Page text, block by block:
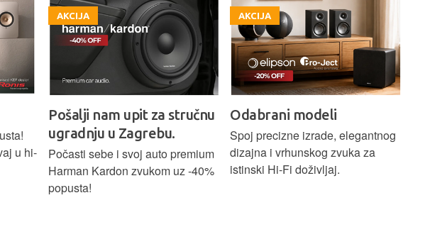
u hi-
AKCIJA
Pošalji nam upit za stručnu
ugradnju u Zagrebu.
Počasti sebe i svoj auto premium
Harman Kardon zvukom uz -40%
popusta!
AKCIJA
Odabrani modeli
Spoj precizne izrade, elegantnog
dizajna i vrhunskog zvuka za
istinski Hi-Fi doživljaj.